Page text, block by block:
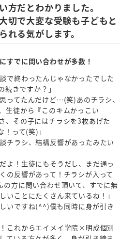
方だとわかりました。
切で大変な受験も子どもと
れる気がします。
すでに問い合わせが多数！
で終わったんじゃなかったでした
きですか？」
ってたんだけど…(笑)あのチラシ、
生徒から『このキムかっこい
、その子にはチラシを3枚あげた
って(笑)」
チラシ、結構反響があったみたい
よ！生徒にもそうだし、まだ通っ
の反響があって！チラシが入って
の方に問い合わせ頂いて、すでに無
いことにたくさん来ているね！」
いですね(^^)僕も同時に身が引き
これからエイメイ学院×明成個別